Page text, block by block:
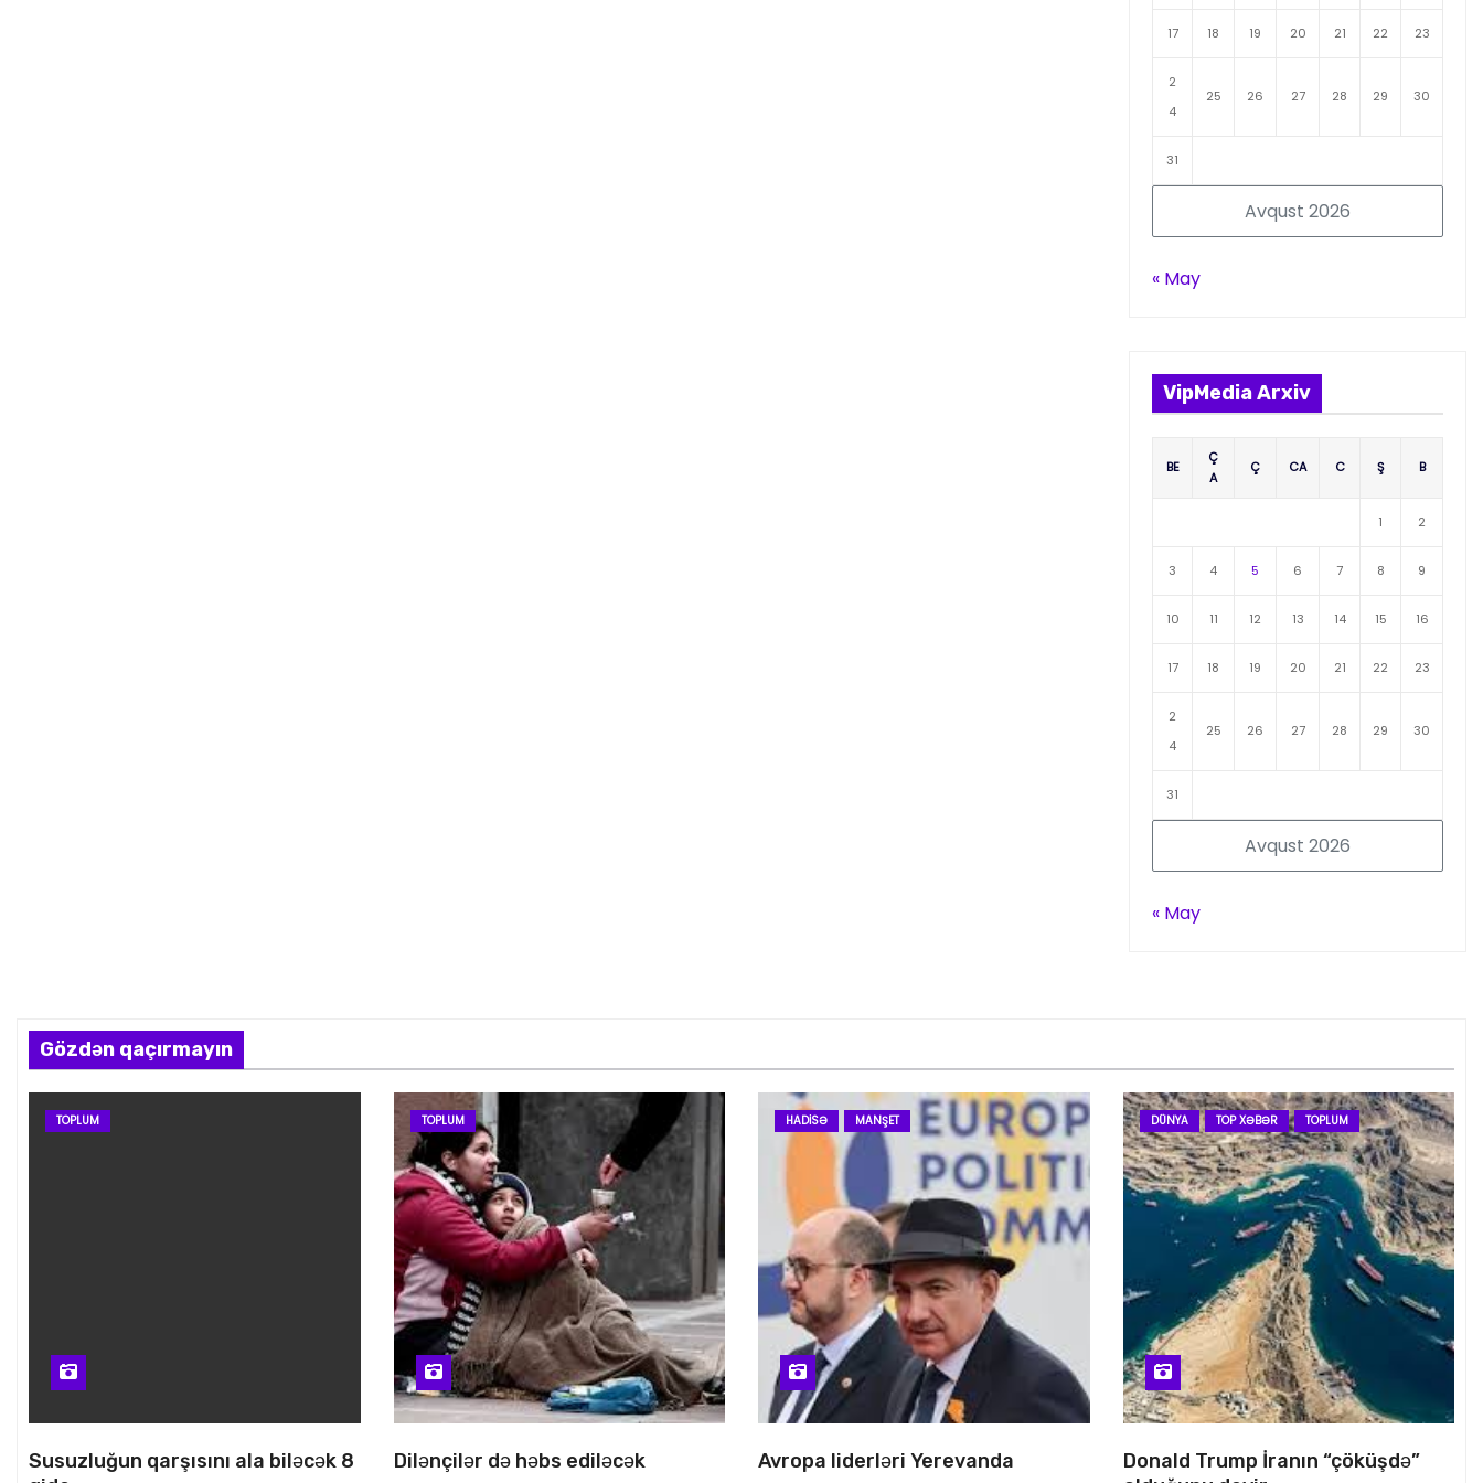
Avqust 2026
17 18 19 20 21 22 23
2
4
25 26 27 28 29 30
31
« May
VipMedia Arxiv
Avqust 2026
BE
Ç
A
Ç CA C Ş B
1 2
3 4 5 6 7 8 9
10 11 12 13 14 15 16
17 18 19 20 21 22 23
2
4
25 26 27 28 29 30
31
« May
Gözdən qaçırmayın
TOPLUM
Susuzluğun qarşısını ala biləcək 8
TOPLUM
Dilənçilər də həbs ediləcək
HADISƏ MANŞET
Avropa liderləri Yerevanda
DÜNYA TOP XƏBƏR TOPLUM
Donald Trump İranın “çöküşdə”